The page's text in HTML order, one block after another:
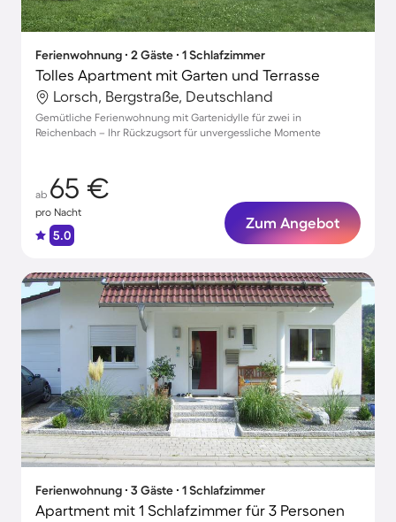
Ferienwohnung ∙ 2 Gäste ∙ 1 Schlafzimmer
Tolles Apartment mit Garten und Terrasse
Lorsch, Bergstraße, Deutschland
Gemütliche Ferienwohnung mit Gartenidylle für zwei in
Reichenbach – Ihr Rückzugsort für unvergessliche Momente
ab 65 €
pro Nacht
5.0
Zum Angebot
Ferienwohnung ∙ 3 Gäste ∙ 1 Schlafzimmer
Apartment mit 1 Schlafzimmer für 3 Personen